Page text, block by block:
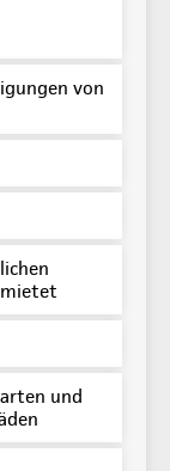
von
und